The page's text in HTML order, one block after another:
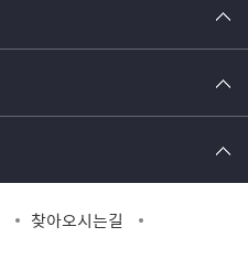
찾아오시는길